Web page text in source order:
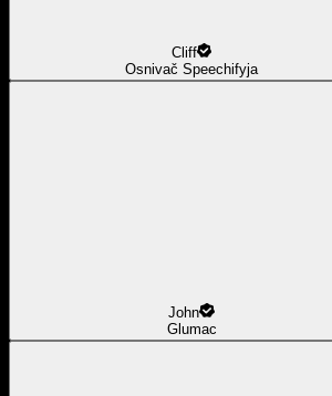
Cliff
Osnivač Speechifyja
John
Glumac